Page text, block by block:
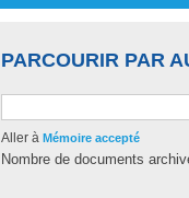
PARCOURIR PAR
Aller à Mémoire accepté
Nombre de documents